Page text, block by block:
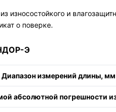
износостойкого и
о поверке.
Э
Диапазон измерений длины, мм
абсолютной погрешности